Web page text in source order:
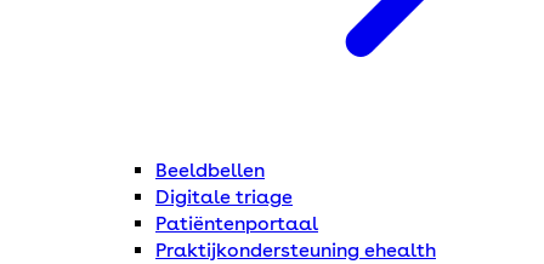
Beeldbellen
Digitale triage
Patiëntenportaal
Praktijkondersteuning ehealth